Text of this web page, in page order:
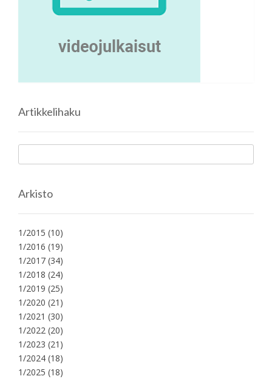
Artikkelihaku
Arkisto
1/2015 (10)
1/2016 (19)
1/2017 (34)
1/2018 (24)
1/2019 (25)
1/2020 (21)
1/2021 (30)
1/2022 (20)
1/2023 (21)
1/2024 (18)
1/2025 (18)